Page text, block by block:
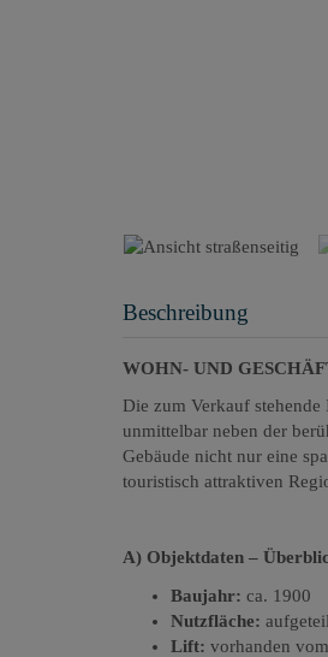
Beschreibung
WOHN- UND
Die zum Verkauf
unmittelbar neben der
Gebäude nicht nur eine
touristisch attraktiven
A) Objektdaten –
Baujahr: ca. 1900
Nutzfläche:
Lift: vorhanden